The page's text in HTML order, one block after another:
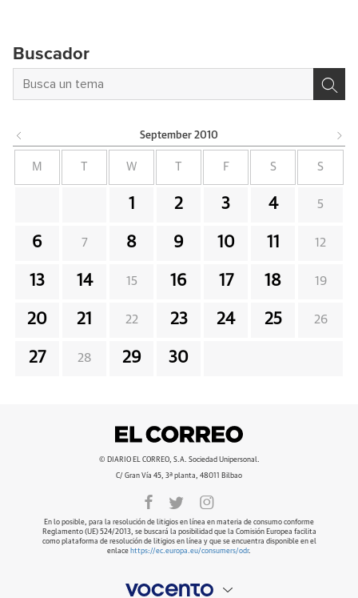
Buscador
September 2010
M W F S S
1 2 3 4 5
6 7 8 9 10 11 12
13 14 15 16 17 18 19
20 21 22 23 24 25 26
27 28 29 30
© DIARIO EL CORREO, S.A. Sociedad Unipersonal.
C/ Gran Vía 45, 3ª planta, 48011 Bilbao
En lo posible, para la resolución de litigios en línea en materia de consumo conforme
Reglamento (UE) 524/2013, se buscará la posibilidad que la Comisión Europea facilita
como plataforma de resolución de litigios en línea y que se encuentra disponible en el
enlace https://ec.europa.eu/consumers/odr.